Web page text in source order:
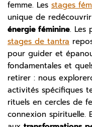
femme. Les stages
unique de
énergie féminine. Les
stages de tantra
pour guider et
fondamentales et
retirer : nous
activités spécifiques
rituels en cercles de
connexion spirituelle.